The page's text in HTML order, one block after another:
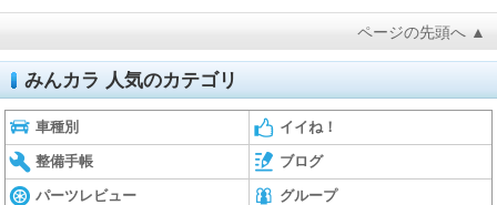
ページの先頭へ ▲
みんカラ 人気のカテゴリ
車種別 イイね！
整備手帳 ブログ
パーツレビュー グループ